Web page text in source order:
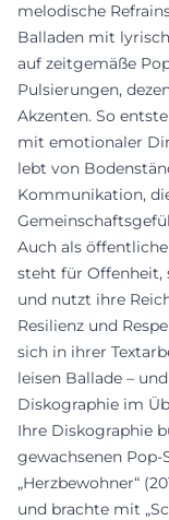
melodische
Balladen mit
auf zeitgemäße
Pulsierungen,
Akzenten. So
mit emotionaler
lebt von
Kommunikation,
Auch als
steht für Offenheit,
und nutzt ihre
Resilienz und
sich in ihrer
leisen Ballade –
Diskographie im
Ihre Diskographie
gewachsenen
„Herzbewohner“
und brachte mit